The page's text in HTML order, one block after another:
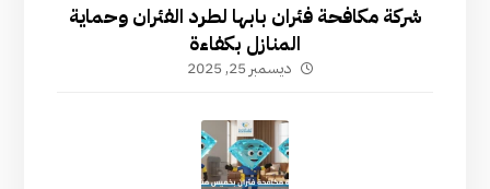
شركة مكافحة فئران بابها لطرد الفئران وحماية
المنازل بكفاءة
ديسمبر 25, 2025